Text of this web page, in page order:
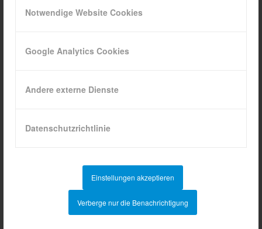
Notwendige Website Cookies
Google Analytics Cookies
Andere externe Dienste
Datenschutzrichtlinie
Einstellungen akzeptieren
Verberge nur die Benachrichtigung
über die Sommerferien geschlossen
QUICKLINKS
Intranet
Sprechstunden
Abendschule Tirol